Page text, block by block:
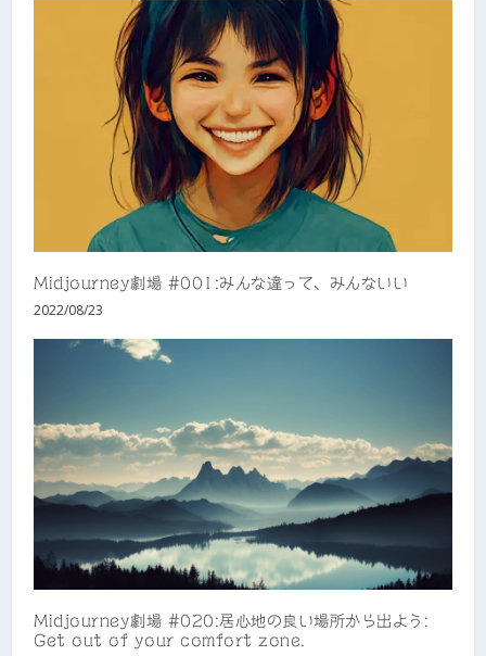
Midjourney劇場 #001:みんな違って、みんないい
2022/08/23
Midjourney劇場 #020:居心地の良い場所から出よう:
Get out of your comfort zone.